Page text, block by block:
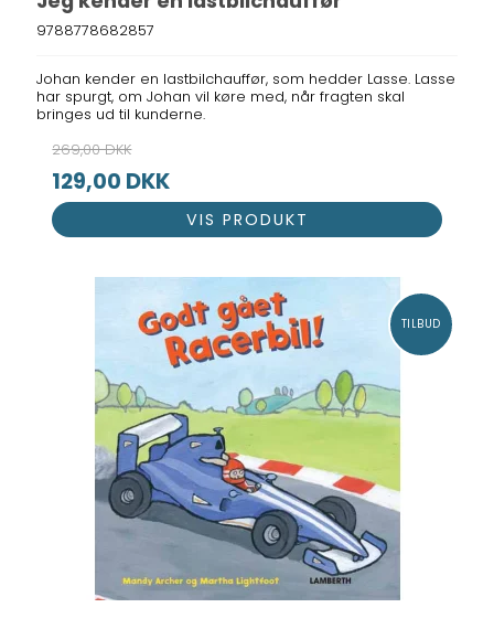
9788778682857
Johan kender en lastbilchauffør, som hedder Lasse. Lasse
har spurgt, om Johan vil køre med, når fragten skal
bringes ud til kunderne.
269,00 DKK
129,00 DKK
VIS PRODUKT
TILBUD